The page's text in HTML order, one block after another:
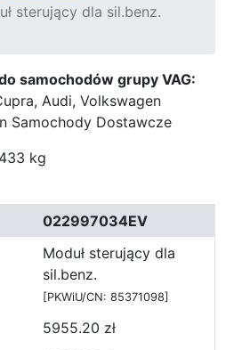
sterujący dla sil.benz.
samochodów grupy VAG:
Audi, Volkswagen
Samochody Dostawcze
kg
022997034EV
Moduł sterujący dla
sil.benz.
[PKWiU/CN: 85371098]
5955.20 zł